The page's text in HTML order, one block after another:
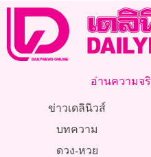
อ่านความจ
ข่าวเดลินิวส์
บทความ
ดวง-หวย